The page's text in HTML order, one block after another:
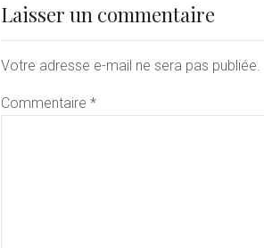
Laisser un commentaire
Votre adresse e-mail ne sera pas publiée.
Commentaire *